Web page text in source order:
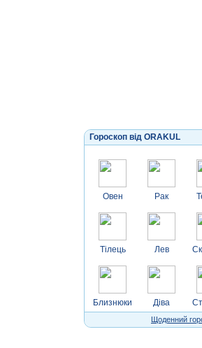
Гороскоп від ORAKUL
Овен
Тілець
Близнюки
Рак
Лев
Діва
Щоденний